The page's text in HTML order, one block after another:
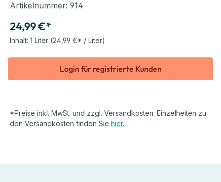
Artikelnummer: 914
24,99 €*
Inhalt: 1 Liter (24,99 €* / Liter)
Login für registrierte Kunden
*Preise inkl. MwSt. und zzgl. Versandkosten. Einzelheiten zu
den Versandkosten finden Sie hier.